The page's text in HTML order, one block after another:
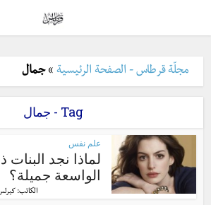
مجلّة قرطاس - الصفحة الرئيسية »جمال
Tag - جمال
علم نفس
لماذا نجد البنات
الواسعة جميلة؟
الكاتب: